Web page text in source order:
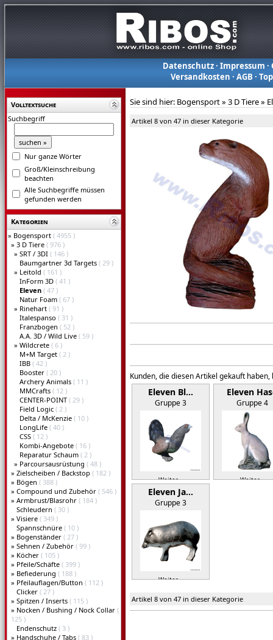
Datenschutz· Impressum ·
Versandkosten ·AGB ·
Volltextsuche
Suchbegriff
Nur ganze Wörter
Groß/Kleinschreibung
beachten
Alle Suchbegriffe müssen
gefunden werden
Kategorien
» Bogensport ( 4955 )
» 3 D Tiere ( 976 )
» SRT / 3DI ( 146 )
Baumgartner 3d Targets ( 29 )
» Leitold ( 161 )
InForm 3D ( 41 )
Eleven ( 47 )
Natur Foam ( 67 )
» Rinehart ( 91 )
Italespanso ( 31 )
Franzbogen ( 52 )
A.A. 3D / Wild Live ( 59 )
» Wildcrete ( 6 )
M+M Target ( 2 )
IBB ( 42 )
Booster ( 20 )
Archery Animals ( 11 )
MMCrafts ( 12 )
CENTER-POINT ( 29 )
Field Logic ( 2 )
Delta / McKenzie ( 10 )
LongLife ( 40 )
CSS ( 12 )
Kombi-Angebote ( 16 )
Reparatur Schaum ( 2 )
» Parcoursausrüstung ( 48 )
» Zielscheiben / Backstop ( 182 )
» Bögen ( 388 )
» Compound und Zubehör ( 546 )
» Armbrust/Blasrohr ( 184 )
Schleudern ( 30 )
» Visiere ( 349 )
Spannschnüre ( 10 )
» Bogenständer ( 27 )
» Sehnen / Zubehör ( 99 )
» Köcher ( 105 )
» Pfeile/Schäfte ( 399 )
» Befiederung ( 188 )
» Pfeilauflagen/Button ( 112 )
Clicker ( 27 )
» Spitzen / Inserts ( 115 )
» Nocken / Bushing / Nock Collar (
125 )
Endenschutz ( 3 )
» Handschuhe / Tabs ( 83 )
Sie sind hier: Bogensport» 3 D Tiere»
Artikel 8 von 47 in dieser Kategorie
Kunden, die diesen Artikel gekauft haben,
Eleven Bl…
Gruppe 3
Weiter »
Eleven
Gruppe 4
Weiter »
Eleven Ja…
Gruppe 3
Weiter »
Artikel 8 von 47 in dieser Kategorie